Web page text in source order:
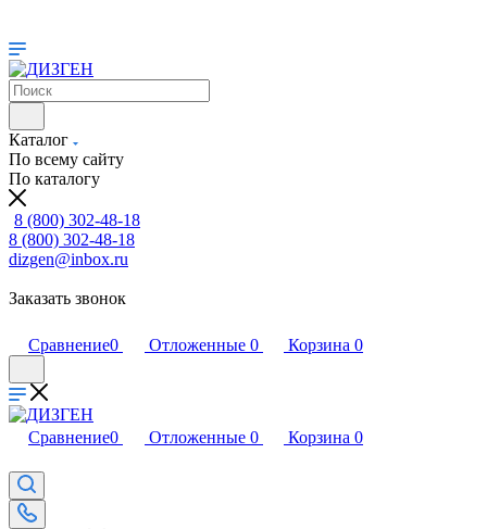
Каталог
По всему сайту
По каталогу
8 (800) 302-48-18
8 (800) 302-48-18
dizgen@inbox.ru
Заказать звонок
Сравнение0 Отложенные 0 Корзина 0
Сравнение0 Отложенные 0 Корзина 0